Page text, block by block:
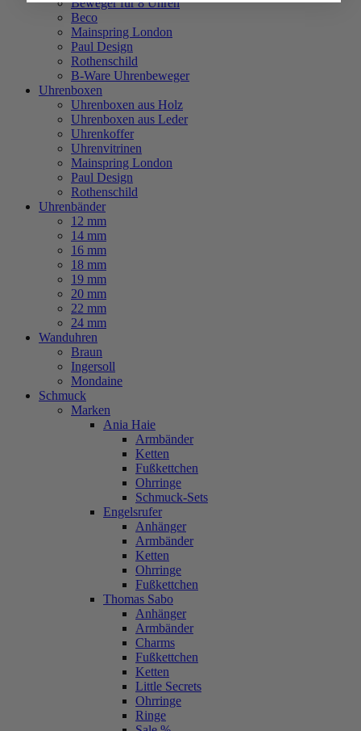
Beweger für 8 Uhren
Beco
Mainspring London
Paul Design
Rothenschild
B-Ware Uhrenbeweger
Uhrenboxen
Uhrenboxen aus Holz
Uhrenboxen aus Leder
Uhrenkoffer
Uhrenvitrinen
Mainspring London
Paul Design
Rothenschild
Uhrenbänder
12 mm
14 mm
16 mm
18 mm
19 mm
20 mm
22 mm
24 mm
Wanduhren
Braun
Ingersoll
Mondaine
Schmuck
Marken
Ania Haie
Armbänder
Ketten
Fußkettchen
Ohrringe
Schmuck-Sets
Engelsrufer
Anhänger
Armbänder
Ketten
Ohrringe
Fußkettchen
Thomas Sabo
Anhänger
Armbänder
Charms
Fußkettchen
Ketten
Little Secrets
Ohrringe
Ringe